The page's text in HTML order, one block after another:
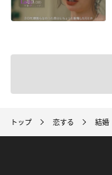
トップ 恋する 結婚